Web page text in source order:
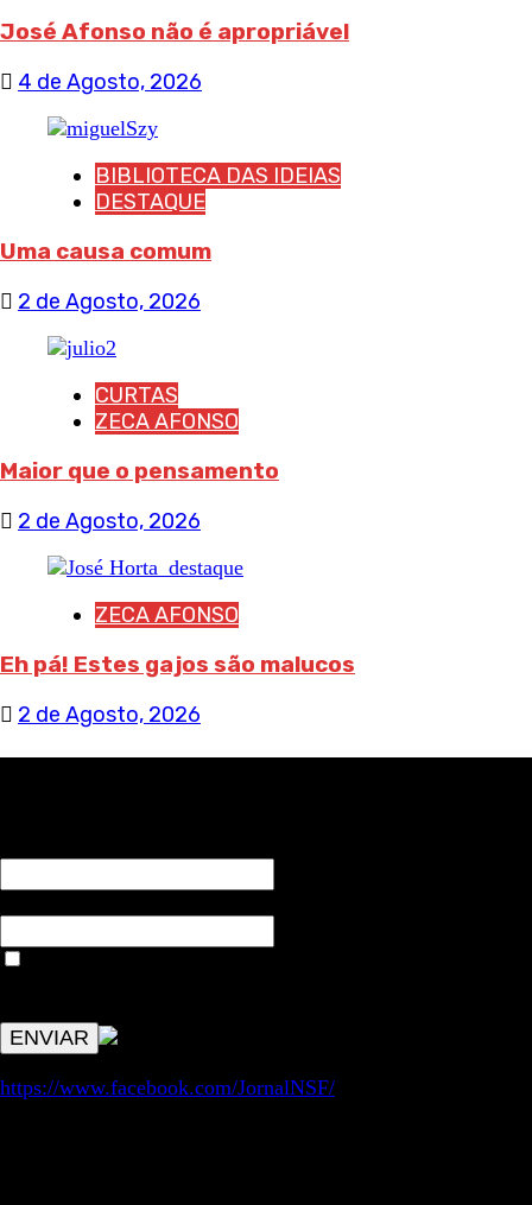
José Afonso não é apropriável
4 de Agosto, 2026
BIBLIOTECA DAS IDEIAS
DESTAQUE
Uma causa comum
2 de Agosto, 2026
CURTAS
ZECA AFONSO
Maior que o pensamento
2 de Agosto, 2026
ZECA AFONSO
Eh pá! Estes gajos são malucos
2 de Agosto, 2026
https://www.facebook.com/JornalNSF/